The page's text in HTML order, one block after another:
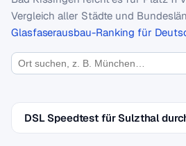
Vergleich aller Städte und
Glasfaserausbau-Ranking für
DSL Speedtest für Sulzthal